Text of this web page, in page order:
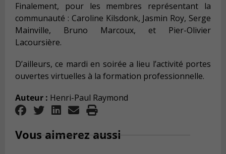
Finalement, pour les membres représentant la
communauté : Caroline Kilsdonk, Jasmin Roy, Serge
Mainville, Bruno Marcoux, et Pier-Olivier
Lacoursière.
D’ailleurs, ce mardi en soirée a lieu l’activité portes
ouvertes virtuelles à la formation professionnelle.
Auteur : Henri-Paul Raymond
Vous aimerez aussi